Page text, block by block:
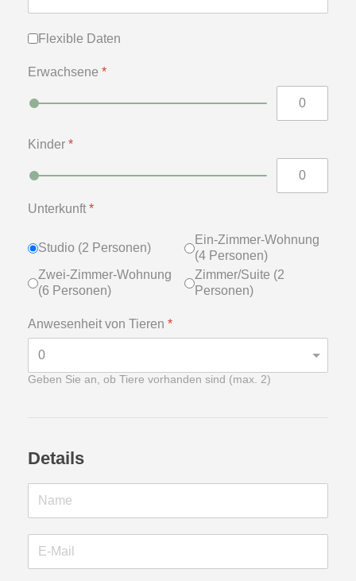
Flexible Daten
Flexible Daten
Erwachsene *
Kinder *
Unterkunft *
Studio (2 Personen)
Ein-Zimmer-Wohnung
(4 Personen)
Zwei-Zimmer-Wohnung
(6 Personen)
Zimmer/Suite (2
Personen)
Anwesenheit von Tieren *
Geben Sie an, ob Tiere vorhanden sind (max. 2)
Details